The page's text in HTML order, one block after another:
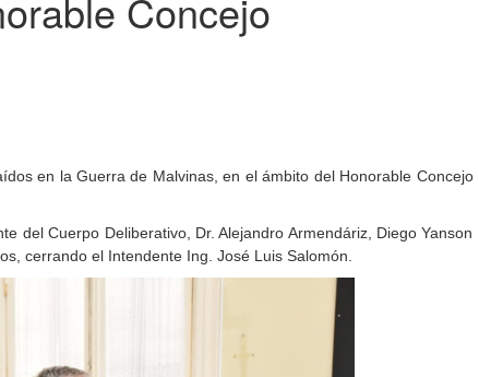
Concejo
en la Guerra de Malvinas, en el ámbito del Honorable Concejo
del Cuerpo Deliberativo, Dr. Alejandro Armendáriz, Diego Yanson
cerrando el Intendente Ing. José Luis Salomón.